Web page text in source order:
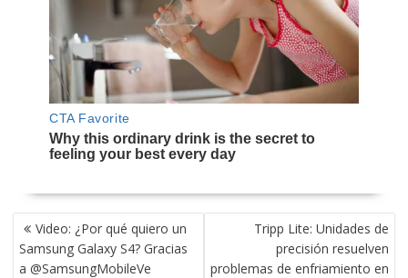
NAVEGACIÓN
DE
ENTRADAS
Video: ¿Por qué quiero un
Samsung Galaxy S4? Gracias
a @SamsungMobileVe
Tripp Lite: Unidades de
precisión resuelven
problemas de enfriamiento en